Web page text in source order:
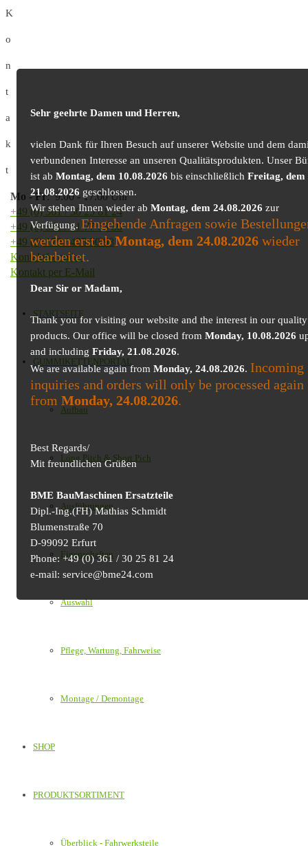
K
o
n
t
a
k
t
Mo -Fr: 9.00 - 17.00 Uhr
+49 (0) 361 / 30 25 81 24
+49 (0) 361 / 41 77 03 30
+49 (0) 179 / 425 50 98
Kontaktformular
Kontakt per E-Mail
STARTSEITE
GUMMIKETTENPORTAL
Aufbau
Long Pitch & Short Pich
Ausführungen
Eigenschaften
Auswahl
Pflege, Wartung, Fahrweise
Montage / Demontage
SHOP
PRODUKTSORTIMENT
Überblick - Fahrwerksteile
Sehr geehrte Damen und Herren,
vielen Dank für Ihren Besuch auf unserer Website und dem
verbundenen Interesse an unseren Qualitätsprodukten. Unser
ist ab Montag, dem 10.08.2026 bis einschließlich Freitag, dem
21.08.2026 geschlossen.
Wir stehen Ihnen wieder ab Montag, dem 24.08.2026 zur
Verfügung.Eingehende Anfragen sowie
werden erst abMontag, dem 24.08.2026wieder
bearbeitet.
Dear Sir or Madam,
Thank you for visiting our website and the interest in our quality
products. Our office will be closed from Monday, 10.08.2026
and including Friday, 21.08.2026.
We are available again from Monday, 24.08.2026. Incoming
inquiries and orders will only be processed again
from Monday, 24.08.2026.
Best Regards/
Mit freundlichen Grüßen
BME BauMaschinen Ersatzteile
Dipl.-Ing.(FH) Mathias Schmidt
Blumenstraße 70
D-99092 Erfurt
Phone: +49 (0) 361 / 30 25 81 24
e-mail: service@bme24.com